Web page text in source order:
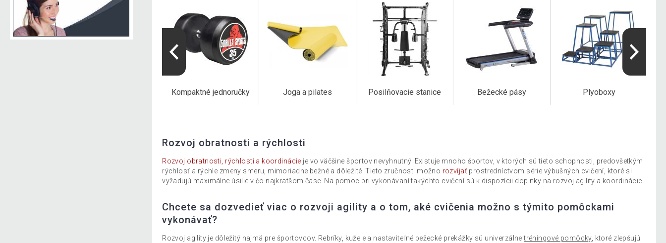
Kompaktné jednoručky Joga a pilates Posilňovacie stanice Bežecké pásy Plyoboxy
Rozvoj obratnosti a rýchlosti
Rozvoj obratnosti, rýchlosti a koordinácie je vo väčšine športov nevyhnutný. Existuje mnoho športov, v ktorých sú tieto schopnosti, predovšetkým
rýchlosť a rýchle zmeny smeru, mimoriadne bežné a dôležité. Tieto zručnosti možno rozvíjať prostredníctvom série výbušných cvičení, ktoré si
vyžadujú maximálne úsilie v čo najkratšom čase. Na pomoc pri vykonávaní takýchto cvičení sú k dispozícii doplnky na rozvoj agility a koordinácie.
Chcete sa dozvedieť viac o rozvoji agility a o tom, aké cvičenia možno s týmito pomôckami
vykonávať?
Rozvoj agility je dôležitý najmä pre športovcov. Rebríky, kužele a nastaviteľné bežecké prekážky sú univerzálnetréningové pomôcky, ktoré zlepšujú